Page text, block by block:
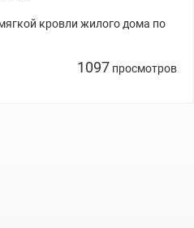
кровли жилого дома по
1097 просмотров